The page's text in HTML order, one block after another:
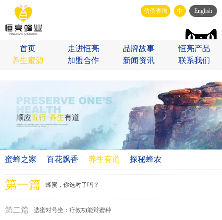
仿伪查询 中 English
首页 走进恒亮 品牌故事
恒亮产品
养生蜜源
加盟合作 新闻资讯 联系我们
蜜蜂之家 百花飘香 养生有道 探秘蜂农
第一篇 蜂蜜，你选对了吗？
第二篇 选蜜对号坐：疗效功能辩蜜种